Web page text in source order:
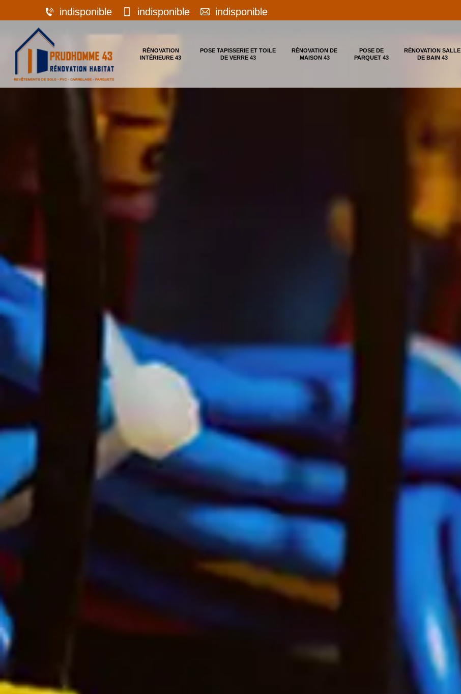
indisponible indisponible indisponible
RÉNOVATION
INTÉRIEURE 43
POSE TAPISSERIE ET TOILE
DE VERRE 43
RÉNOVATION DE
MAISON 43
POSE DE
PARQUET 43
RÉNOVATION SALLE
DE BAIN 43